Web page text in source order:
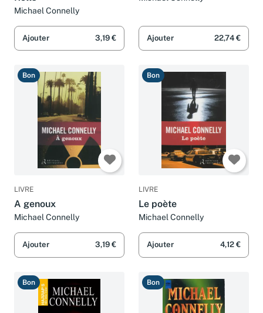
Michael Connelly
Ajouter 3,19 € Ajouter 22,74 €
Bon
LIVRE
A genoux
Michael Connelly
Ajouter 3,19 €
Bon
LIVRE
Le poète
Michael Connelly
Ajouter 4,12 €
Bon Bon